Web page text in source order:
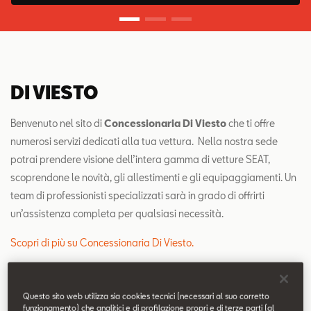
Contatti
DI VIESTO
Benvenuto nel sito diConcessionaria Di Viestoche ti offre
numerosi servizi dedicati alla tua vettura. Nella nostra sede
potrai prendere visione dell’intera gamma di vetture SEAT,
scoprendone le novità, gli allestimenti e gli equipaggiamenti. Un
team di professionisti specializzati sarà in grado di offrirti
un’assistenza completa per qualsiasi necessità.
Scopri di più su Concessionaria Di Viesto.
Questo sito web utilizza sia cookies tecnici (necessari al suo corretto
funzionamento) che analitici e di profilazione propri e di terze parti (al